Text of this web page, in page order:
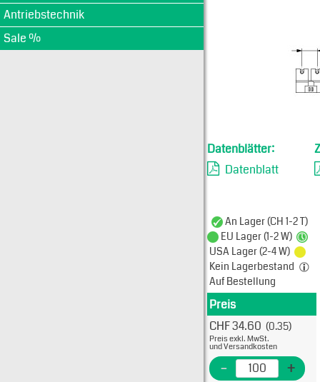
Antriebstechnik
Sale %
Datenblätter:
Datenblatt
An Lager (CH 1-2 T)
EU Lager (1-2 W)
USA Lager (2-4 W)
Kein Lagerbestand
Auf Bestellung
Produkt
Preis
Typ:
EME
CHF 34.60 (0.35)
Preis exkl. MwSt.
und Versandkosten
- +